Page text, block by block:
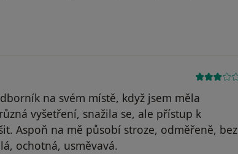
Váš účet byl odstraněn
na svém místě, když jsem měla
vyšetření, snažila se, ale přístup k
Aspoň na mě působí stroze, odměřeně, bez
ochotná, usměvavá.